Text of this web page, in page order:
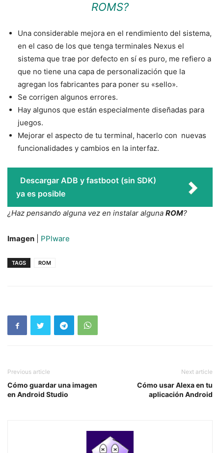
ROMS?
Una considerable mejora en el rendimiento del sistema,
en el caso de los que tenga terminales Nexus el
sistema que trae por defecto en sí es puro, me refiero a
que no tiene una capa de personalización que la
agregan los fabricantes para poner su «sello».
Se corrigen algunos errores.
Hay algunos que están especialmente diseñadas para
juegos.
Mejorar el aspecto de tu terminal, hacerlo con nuevas
funcionalidades y cambios en la interfaz.
Descargar ADB y fastboot (sin SDK)
ya es posible
¿Haz pensando alguna vez en instalar alguna ROM?
Imagen PPlware
TAGS ROM
Previous article
Cómo guardar una imagen
en Android Studio
Next article
Cómo usar Alexa en tu
aplicación Android